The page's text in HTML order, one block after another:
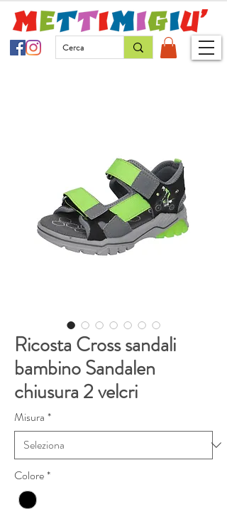
Ricosta Cross sandali
bambino Sandalen
chiusura 2 velcri
Misura *
Colore*